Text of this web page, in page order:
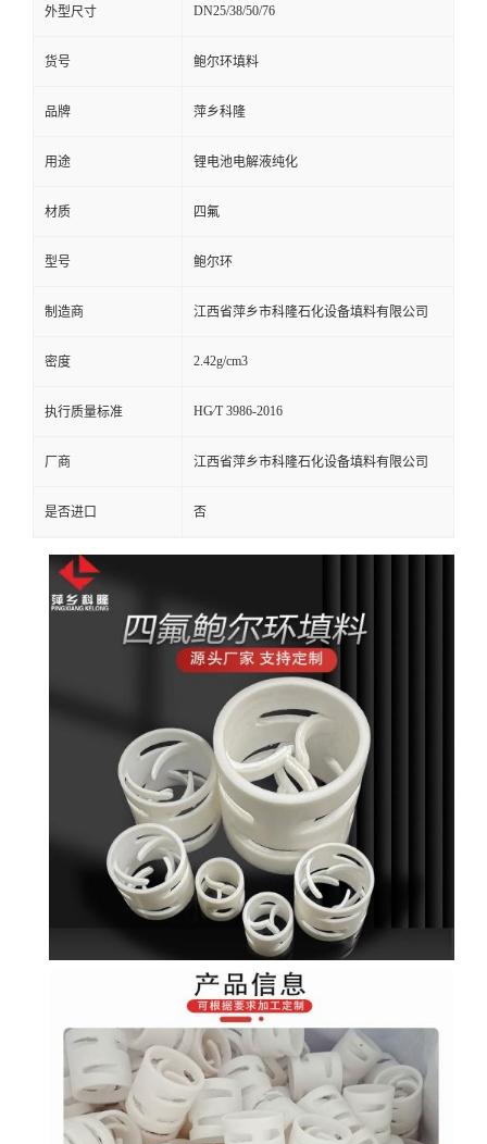
方
外型尺寸 DN25/38/50/76
货号 鲍尔环填料
品牌 萍乡科隆
用途 锂电池电解液纯化
材质 四氟
型号 鲍尔环
制造商 江西省萍乡市科隆石化设备填料有限公司
密度 2.42g/cm3
执行质量标准 HG∕T 3986-2016
厂商 江西省萍乡市科隆石化设备填料有限公司
是否进口 否